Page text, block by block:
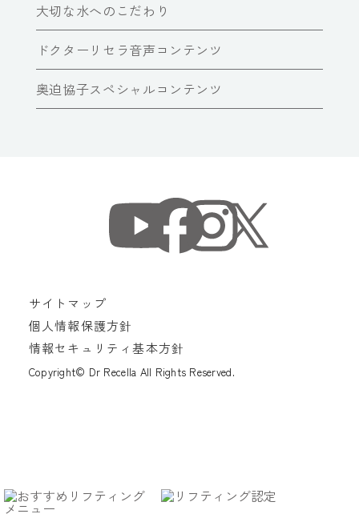
大切な水へのこだわり
ドクターリセラ音声コンテンツ
奥迫協子スペシャルコンテンツ
サイトマップ
個人情報保護方針
情報セキュリティ基本方針
Copyright© Dr Recella All Rights Reserved.